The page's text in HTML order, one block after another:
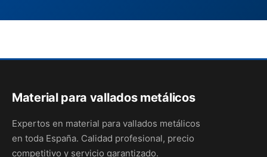
Material para vallados metálicos
Expertos en material para vallados metálicos
en toda España. Calidad profesional, precio
competitivo y servicio garantizado.